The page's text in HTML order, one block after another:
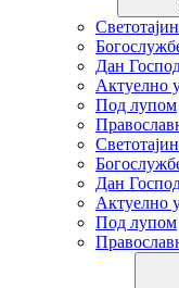
Дан
Актуелно
Под лупом
Дан
Актуелно
Под лупом